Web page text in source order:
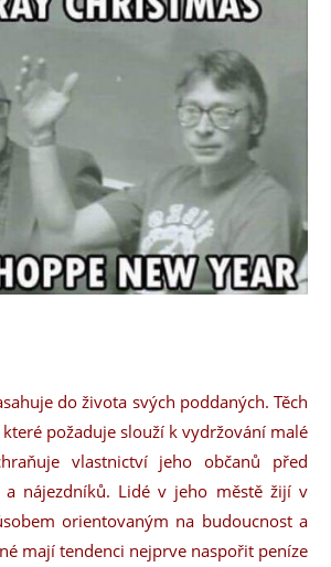
do života svých poddaných. Těch
požaduje slouží k vydržování malé
vlastnictví jeho občanů před
nájezdníků. Lidé v jeho městě žijí v
orientovaným na budoucnost a
mají tendenci nejprve naspořit peníze